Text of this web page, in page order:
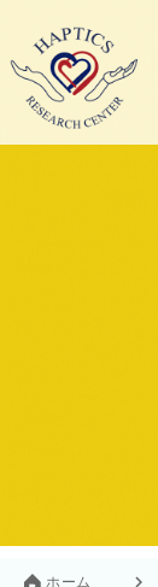
ホーム